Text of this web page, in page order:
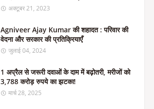
अक्टूबर 21, 2023
Agniveer Ajay Kumar की शहादत : परिवार की
वेदना और सरकार की प्रतिक्रियाएँ
जुलाई 04, 2024
1 अप्रैल से जरूरी दवाओं के दाम में बढ़ोतरी, मरीजों को
3,788 करोड़ रुपये का झटका!
मार्च 28, 2025